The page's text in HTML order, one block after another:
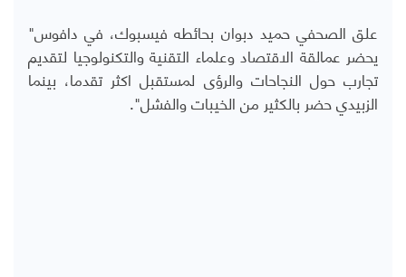
علق الصحفي حميد دبوان بحائطه فيسبوك، في دافوس"
يحضر عمالقة الاقتصاد وعلماء التقنية والتكنولوجيا لتقديم
تجارب حول النجاحات والرؤى لمستقبل اكثر تقدما، بينما
الزبيدي حضر بالكثير من الخيبات والفشل".